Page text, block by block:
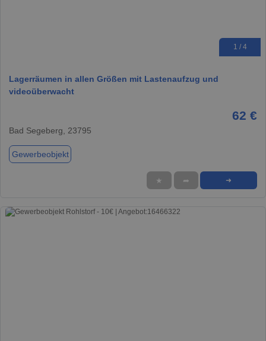
1 / 4
Lagerräumen in allen Größen mit Lastenaufzug und
videoüberwacht
62 €
Bad Segeberg, 23795
Gewerbeobjekt
★ ➦ ➜